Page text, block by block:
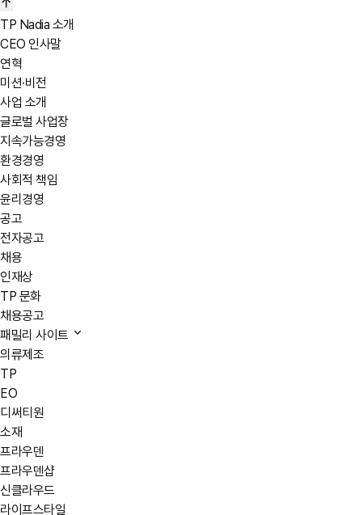
TP Nadia 소개
CEO 인사말
연혁
미션·비전
사업 소개
글로벌 사업장
지속가능경영
환경경영
사회적 책임
윤리경영
공고
전자공고
채용
인재상
TP 문화
채용공고
패밀리 사이트
의류제조
TP
EO
디써티원
소재
프라우덴
프라우덴샵
신클라우드
라이프스타일